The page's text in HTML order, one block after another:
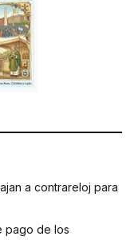
a contrareloj para
pago de los